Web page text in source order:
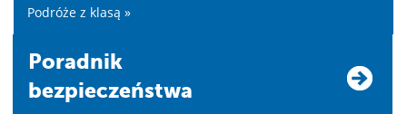
Podróże z klasą »
Poradnik
bezpieczeństwa